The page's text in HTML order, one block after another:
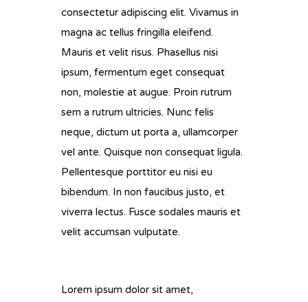
consectetur adipiscing elit. Vivamus in
magna ac tellus fringilla eleifend.
Mauris et velit risus. Phasellus nisi
ipsum, fermentum eget consequat
non, molestie at augue. Proin rutrum
sem a rutrum ultricies. Nunc felis
neque, dictum ut porta a, ullamcorper
vel ante. Quisque non consequat ligula.
Pellentesque porttitor eu nisi eu
bibendum. In non faucibus justo, et
viverra lectus. Fusce sodales mauris et
velit accumsan vulputate.
Lorem ipsum dolor sit amet,